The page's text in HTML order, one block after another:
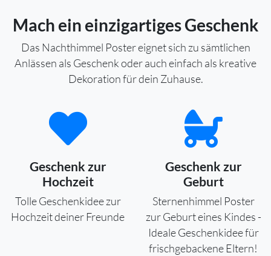
Mach ein einzigartiges Geschenk
Das Nachthimmel Poster eignet sich zu sämtlichen
Anlässen als Geschenk oder auch einfach als kreative
Dekoration für dein Zuhause.
Geschenk zur
Hochzeit
Tolle Geschenkidee zur
Hochzeit deiner Freunde
Geschenk zur
Geburt
Sternenhimmel Poster
zur Geburt eines Kindes -
Ideale Geschenkidee für
frischgebackene Eltern!